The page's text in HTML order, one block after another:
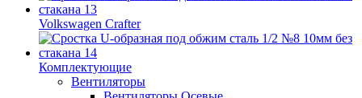
Volkswagen Crafter
Комплектующие
Вентиляторы